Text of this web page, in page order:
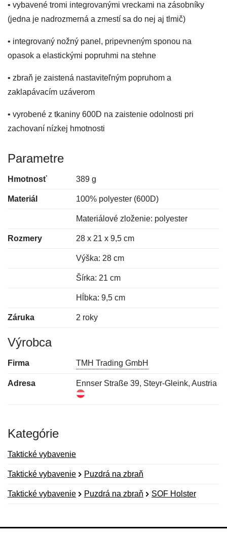
• vybavené tromi integrovanými vreckami na zásobníky
(jedna je nadrozmerná a zmestí sa do nej aj tlmič)
• integrovaný nožný panel, pripevneným sponou na
opasok a elastickými popruhmi na stehne
• zbraň je zaistená nastaviteľným popruhom a
zaklapávacím uzáverom
• vyrobené z tkaniny 600D na zaistenie odolnosti pri
zachovaní nízkej hmotnosti
Parametre
Hmotnosť 389 g
Materiál 100% polyester (600D)
Materiálové zloženie: polyester
Rozmery 28 x 21 x 9,5 cm
Výška: 28 cm
Šírka: 21 cm
Hĺbka: 9,5 cm
Záruka 2 roky
Výrobca
Firma TMH Trading GmbH
Adresa Ennser Straße 39, Steyr-Gleink, Austria
Kategórie
Taktické vybavenie
Taktické vybavenie Puzdrá na zbraň
Taktické vybavenie Puzdrá na zbraň SOF Holster